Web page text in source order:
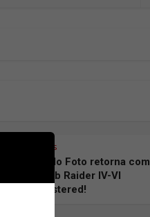
Notícias
O Modo Foto retorna com
o Tomb Raider IV-VI
Remastered!